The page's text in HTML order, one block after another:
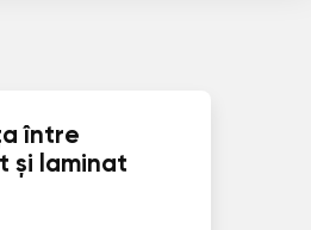
între
și laminat